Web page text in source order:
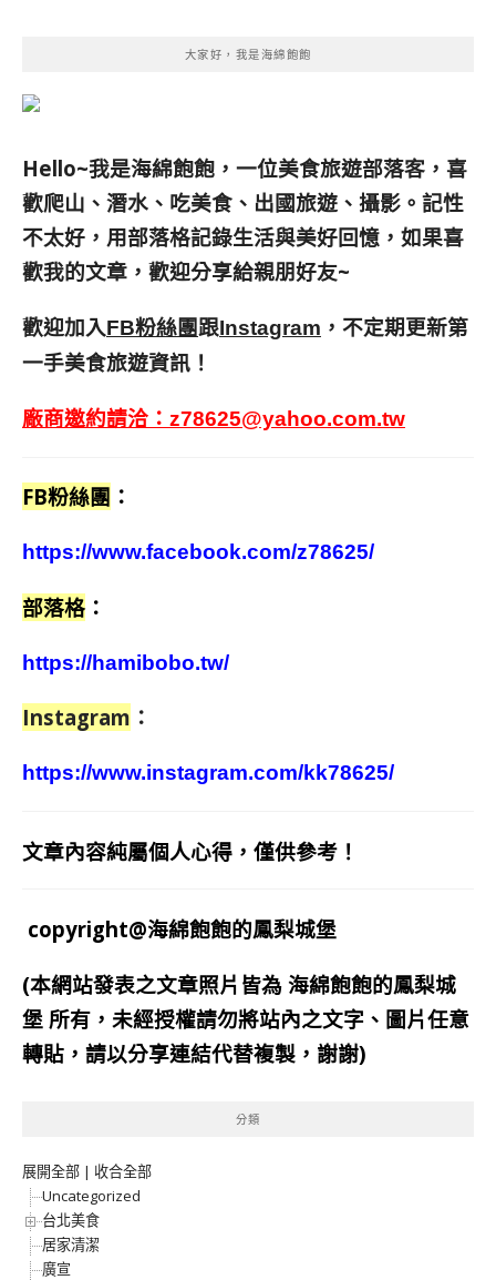
大家好，我是海綿飽飽
Hello~我是海綿飽飽，一位美食旅遊部落客， 喜
歡爬山、潛水、吃美食、出國旅遊、攝影。 記性
不太好，用部落格記錄生活與美好回憶， 如果喜
歡我的文章，歡迎分享給親朋好友~
歡迎加入FB粉絲團跟Instagram ，不定期更新第
一手美食旅遊資訊！
廠商邀約請洽： z78625@yahoo.com.tw
FB粉絲團 ：
https://www.facebook.com/z78625/
部落格 ：
https://hamibobo.tw/
Instagram ：
https://www.instagram.com/kk78625/
文章內容純屬個人心得，僅供參考！
copyright@海綿飽飽的鳳梨城堡
(本網站發表之文章照片皆為 海綿飽飽的鳳梨城
堡 所有，未經授權請勿將站內之文字、圖片任意
轉貼，請以分享連結代替複製，謝謝)
分類
展開全部 | 收合全部
Uncategorized
台北美食
居家清潔
廣宣